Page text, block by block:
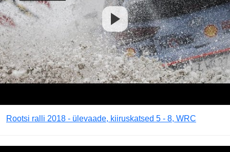
Rootsi ralli 2018 - ülevaade, kiiruskatsed 5 - 8, WRC